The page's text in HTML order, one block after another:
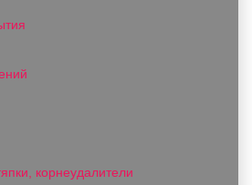
корнеудалители